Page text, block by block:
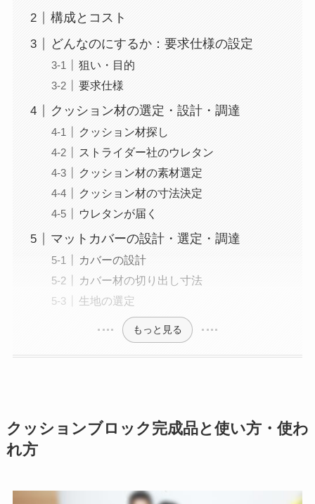
構成とコスト
どんなのにするか：要求仕様の設定
狙い・目的
要求仕様
クッション材の選定・設計・調達
クッション材探し
ストライダー社のウレタン
クッション材の素材選定
クッション材の寸法決定
ウレタンが届く
マットカバーの設計・選定・調達
カバーの設計
カバー材の切り出し寸法
生地の選定
もっと見る
クッションブロック完成品と使い方・使わ
れ方